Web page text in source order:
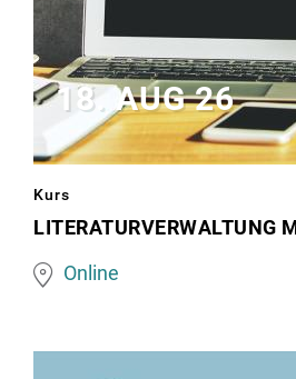
18. AUG 26
Computer
und
Kurs
LITERATURVERWALTUNG
Online